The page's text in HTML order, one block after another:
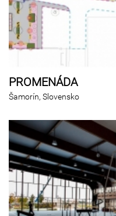
PROMENÁDA
Šamorín, Slovensko